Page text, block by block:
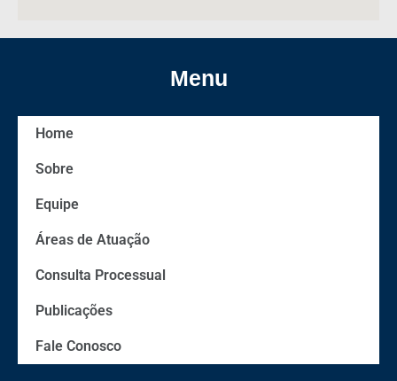
Menu
Home
Sobre
Equipe
Áreas de Atuação
Consulta Processual
Publicações
Fale Conosco